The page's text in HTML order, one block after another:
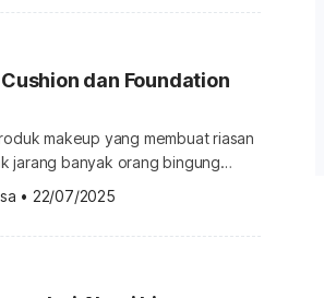
atau produk perawatan kulit
dan Foundation
makeup yang membuat riasan
jarang banyak orang bingung
ketahui perbedaan cushion dan
dan foundation Cushion dan
untuk mendapatkan tampilan
• 22/07/2025